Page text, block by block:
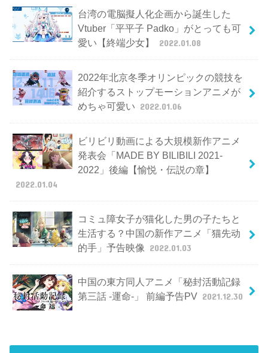
台湾の電脳擬人化企画から誕生した
Vtuber「平平子 Padko」がとっても可
愛い【終端少女】
2022.01.08
2022年北京冬季オリンピックの競技を
紹介するストップモーションアニメが
めちゃ可愛い 2022.01.06
ビリビリ動画による大規模新作アニメ
発表会「MADE BY BILIBILI 2021-
2022」後編【愉悦・伝説の章】
2022.01.04
コミュ障女子が猫化した男の子たちと
生活する？中国の新作アニメ「猫先动
的手」予告映像
2022.01.03
中国の東方同人アニメ「秘封活動記録
第三話 -運命-」 前編予告PV 2021.12.30